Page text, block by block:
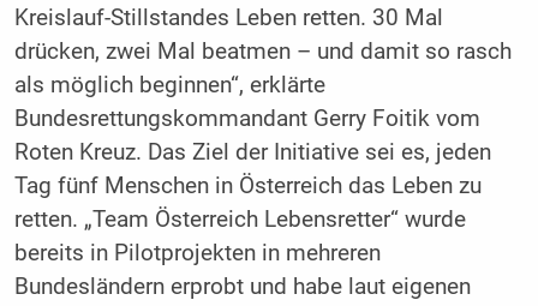
Kreislauf-Stillstandes Leben retten. 30 Mal
drücken, zwei Mal beatmen – und damit so rasch
als möglich beginnen“, erklärte
Bundesrettungskommandant Gerry Foitik vom
Roten Kreuz. Das Ziel der Initiative sei es, jeden
Tag fünf Menschen in Österreich das Leben zu
retten. „Team Österreich Lebensretter“ wurde
bereits in Pilotprojekten in mehreren
Bundesländern erprobt und habe laut eigenen